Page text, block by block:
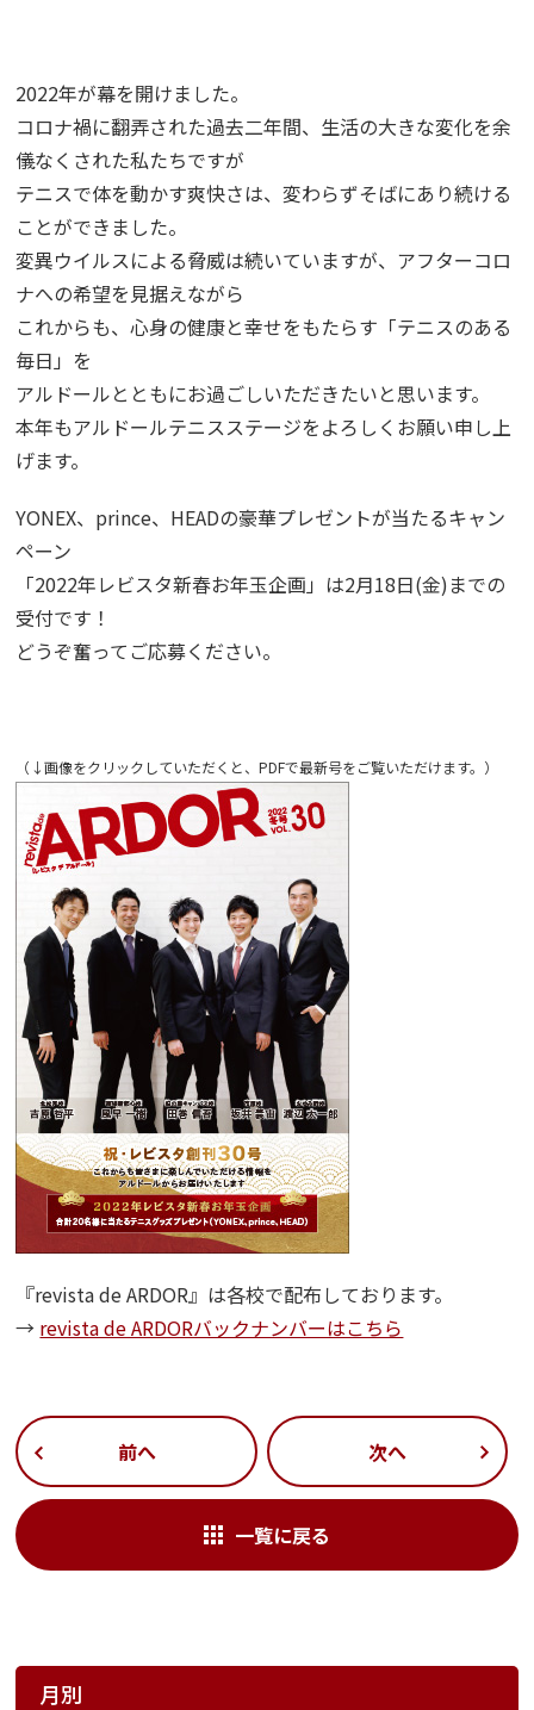
2022年が幕を開けました。
コロナ禍に翻弄された過去二年間、生活の大きな変化を余
儀なくされた私たちですが
テニスで体を動かす爽快さは、変わらずそばにあり続ける
ことができました。
変異ウイルスによる脅威は続いていますが、アフターコロ
ナへの希望を見据えながら
これからも、心身の健康と幸せをもたらす「テニスのある
毎日」を
アルドールとともにお過ごしいただきたいと思います。
本年もアルドールテニスステージをよろしくお願い申し上
げます。
YONEX、prince、HEADの豪華プレゼントが当たるキャン
ペーン
「2022年レビスタ新春お年玉企画」は2月18日(金)までの
受付です！
どうぞ奮ってご応募ください。
（↓画像をクリックしていただくと、PDFで最新号をご覧いただけます。）
『revista de ARDOR』は各校で配布しております。
→ revista de ARDORバックナンバーはこちら
前へ
一覧に戻る
次へ
月別